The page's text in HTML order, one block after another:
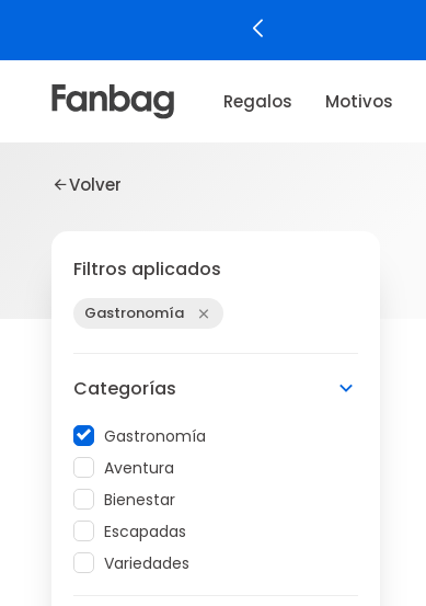
Regalos Motivos
Volver
Filtros aplicados
Gastronomía
Categorías
Gastronomía
Aventura
Bienestar
Escapadas
Variedades